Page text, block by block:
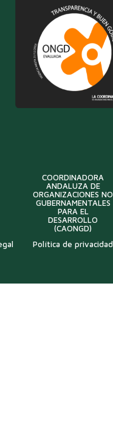
COORDINADORA
ANDALUZA DE
ORGANIZACIONES NO
GUBERNAMENTALES
PARA EL
DESARROLLO
(CAONGD)
Política de privacidad